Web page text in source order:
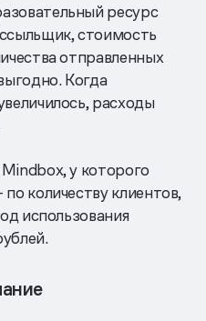
ресурс
стоимость
отправленных
Когда
расходы
у которого
количеству клиентов,
использования